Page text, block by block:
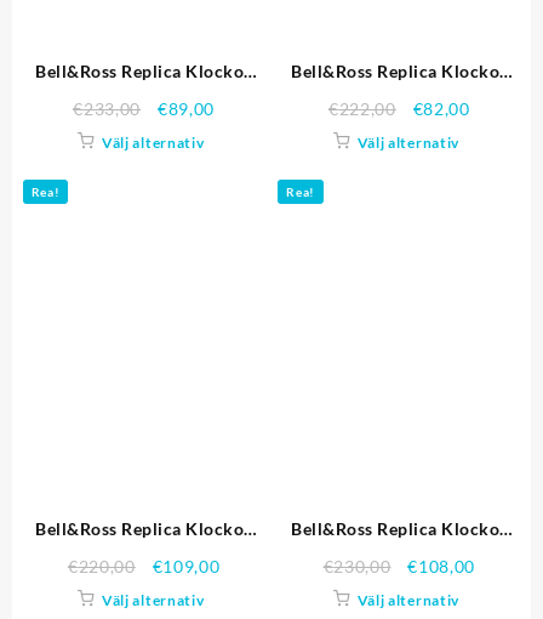
Bell&Ross Replica Klockor
€233,00 €89,00
Välj alternativ
Bell&Ross Replica Klockor
€222,00 €82,00
Välj alternativ
Rea!
Bell&Ross Replica Klockor
€220,00 €109,00
Välj alternativ
Rea!
Bell&Ross Replica Klockor
€230,00 €108,00
Välj alternativ